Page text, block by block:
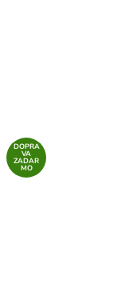
DOPRA
VA
ZADAR
MO